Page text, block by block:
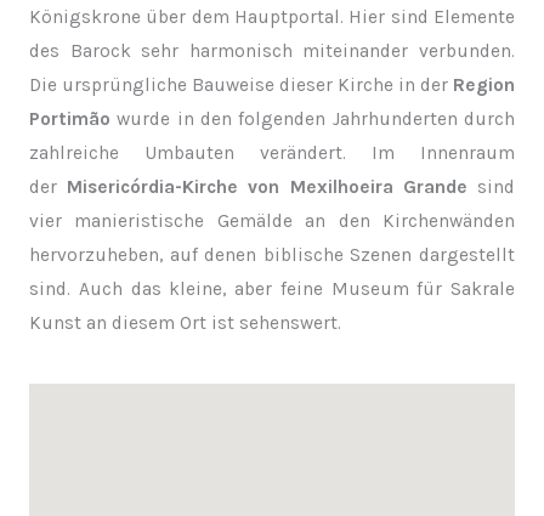
Königskrone über dem Hauptportal. Hier sind Elemente
des Barock sehr harmonisch miteinander verbunden.
Die ursprüngliche Bauweise dieser Kirche in der Region
Portimão wurde in den folgenden Jahrhunderten durch
zahlreiche Umbauten verändert. Im Innenraum
der Misericórdia-Kirche von Mexilhoeira Grande sind
vier manieristische Gemälde an den Kirchenwänden
hervorzuheben, auf denen biblische Szenen dargestellt
sind. Auch das kleine, aber feine Museum für Sakrale
Kunst an diesem Ort ist sehenswert.